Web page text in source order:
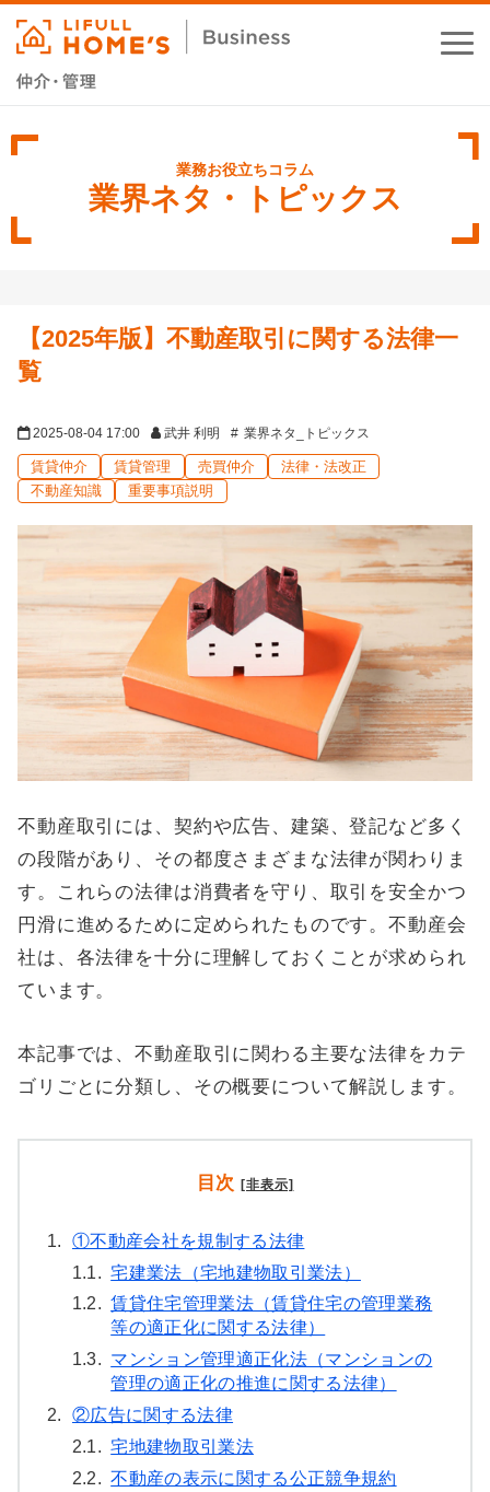
業務支援サービス
資料ダウンロード
業界ネタ・トピックス
【2025年版】不動産取引に関する法律一
覧
2025-08-04 17:00 武井 利明 業界ネタ_トピックス
賃貸仲介 賃貸管理 売買仲介
法律・法改正
不動産知識
重要事項説明
不動産取引には、契約や広告、建築、登記など多く
の段階があり、その都度さまざまな法律が関わりま
す。これらの法律は消費者を守り、取引を安全かつ
円滑に進めるために定められたものです。不動産会
社は、各法律を十分に理解しておくことが求められ
ています。
本記事では、不動産取引に関わる主要な法律をカテ
ゴリごとに分類し、その概要について解説します。
目次 [非表示]
1.
①不動産会社を規制する法律
1.1. 宅建業法（宅地建物取引業法）
1.2. 賃貸住宅管理業法（賃貸住宅の管理業務
等の適正化に関する法律）
1.3. マンション管理適正化法（マンションの
管理の適正化の推進に関する法律）
2.
②広告に関する法律
2.1. 宅地建物取引業法
2.2. 不動産の表示に関する公正競争規約